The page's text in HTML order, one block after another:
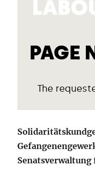
Senatsverwaltung